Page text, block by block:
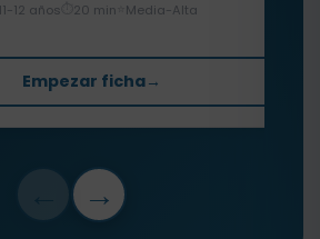
11-12 años 20 min Media-Alta
Empezar ficha→
→